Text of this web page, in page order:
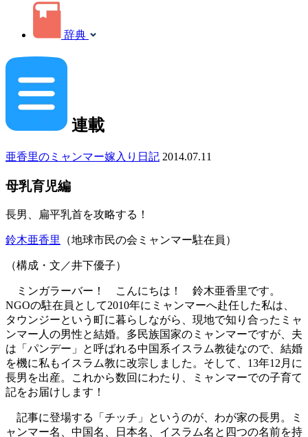
辞典
連載
亜香里のミャンマー嫁入り日記 2014.07.11
母乳育児編
長男、扁平乳首を攻略する！
鈴木亜香里 （地球市民の会ミャンマー駐在員）
（構成・文／井下優子）
ミンガラーバー！ こんにちは！ 鈴木亜香里です。
NGOの駐在員として2010年にミャンマーへ赴任した私は、
タウンジーという町に暮らしながら、現地で知り合ったミャ
ンマー人の男性と結婚。多民族国家のミャンマーですが、夫
は「パンデー」と呼ばれる中国系イスラム教徒なので、結婚
を機に私もイスラム教に改宗しました。そして、13年12月に
長男を出産。これから数回にわたり、ミャンマーでの子育て
記をお届けします！
記事に登場する「チッチ」というのが、わが家の長男。ミ
ャンマー名、中国名、日本名、イスラム名と四つの名前を持